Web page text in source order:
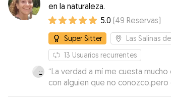
en la naturaleza.
5.0 (49 Reservas)
Super Sitter
Las Salinas
13 Usuarios recurrentes
“La verdad a mí me cuesta
con alguien que no
mi perro se sintió a gusto,ellos